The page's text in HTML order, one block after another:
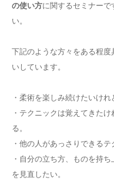
の使い方に関するセミナーで
い。
下記のような方々をある程
いしています。
・柔術を楽しみ続けたいけ
・テクニックは覚えてきた
る。
・他の人があっさりできる
・自分の立ち方、ものを持
を見直したい。